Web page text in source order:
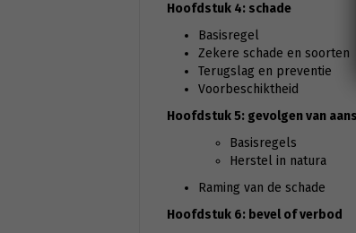
Hoofdstuk 4: schade
Basisregel
Zekere schade en soorten
Terugslag en preventie
Voorbeschiktheid
Hoofdstuk 5: gevolgen van
Basisregels
Herstel in natura
Raming van de schade
Hoofdstuk 6: bevel of verbod